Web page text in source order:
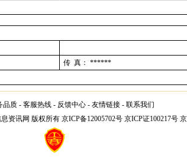
传 真： ******
品质 - 客服热线 - 反馈中心 - 友情链接 - 联系我们
资讯网 版权所有 京ICP备12005702号 京ICP证100217号